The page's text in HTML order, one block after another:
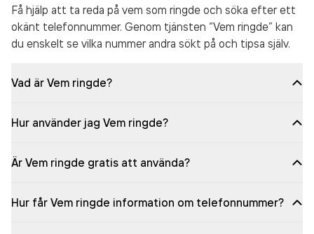
Få hjälp att ta reda på vem som ringde och söka efter ett
okänt telefonnummer. Genom tjänsten “Vem ringde” kan
du enskelt se vilka nummer andra sökt på och tipsa själv.
Vad är Vem ringde?
Hur använder jag Vem ringde?
Är Vem ringde gratis att använda?
Hur får Vem ringde information om telefonnummer?